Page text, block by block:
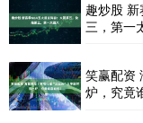
趣炒股
三，第一
笑赢配资
炉，究竟